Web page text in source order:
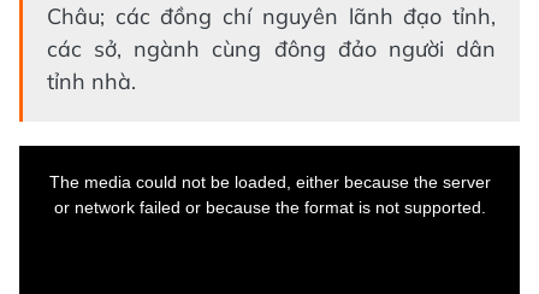
Châu; các đồng chí nguyên lãnh đạo tỉnh,
các sở, ngành cùng đông đảo người dân
tỉnh nhà.
The media could not be loaded, either because the server
or network failed or because the format is not supported.